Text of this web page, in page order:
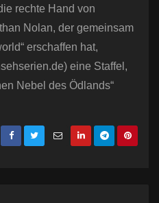
rechte Hand von
Nolan, der gemeinsam
erschaffen hat,
eine Staffel,
Nebel des Ödlands“